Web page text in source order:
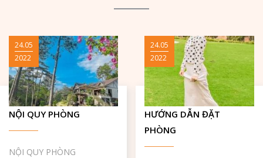
24.05
2022
NỘI QUY PHÒNG
NỘI QUY PHÒNG
24.05
2022
HƯỚNG DẪN ĐẶT
PHÒNG